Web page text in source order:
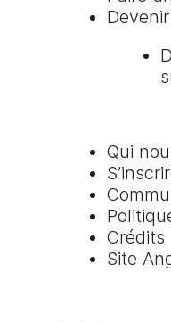
Qui
Crédits
Site